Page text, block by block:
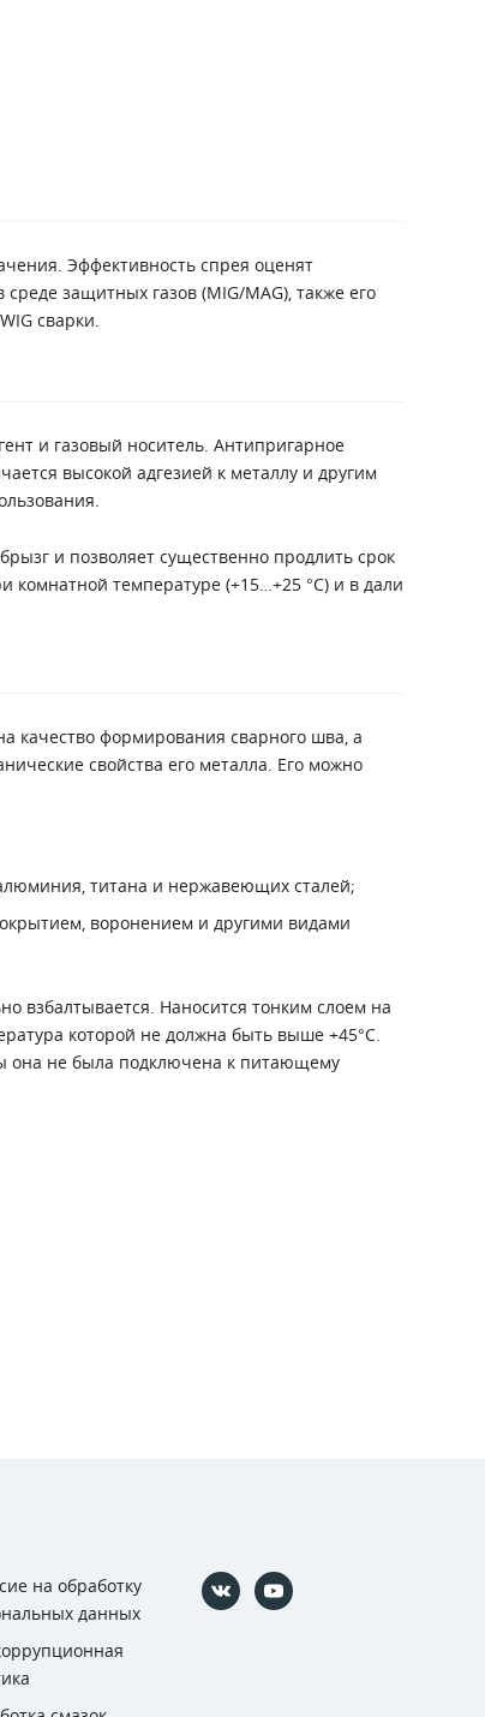
Эффективность спрея оценят
защитных газов (MIG/MAG), также его
сварки.
и газовый носитель. Антипригарное
высокой адгезией к металлу и другим
и позволяет существенно продлить срок
температуре (+15…+25 °C) и в дали
качество формирования сварного шва, а
свойства его металла. Его можно
титана и нержавеющих сталей;
воронением и другими видами
взбалтывается. Наносится тонким слоем на
которой не должна быть выше +45°С.
она не была подключена к питающему
на обработку
данных